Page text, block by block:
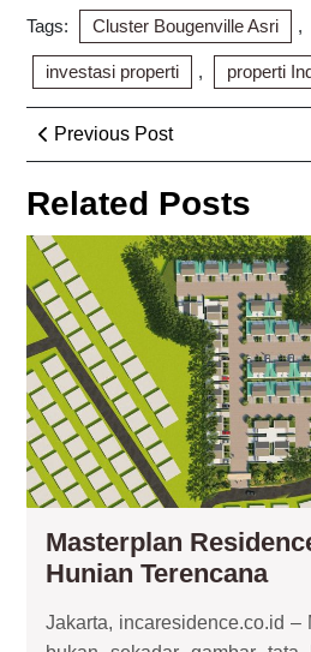
Tags: Cluster Bougenville Asri ,
investasi properti , properti
Post
navigation
Previous PostPrevious
Post
Related Posts
Masterplan
Hunian Terencana
Jakarta, incaresidence.co.id –